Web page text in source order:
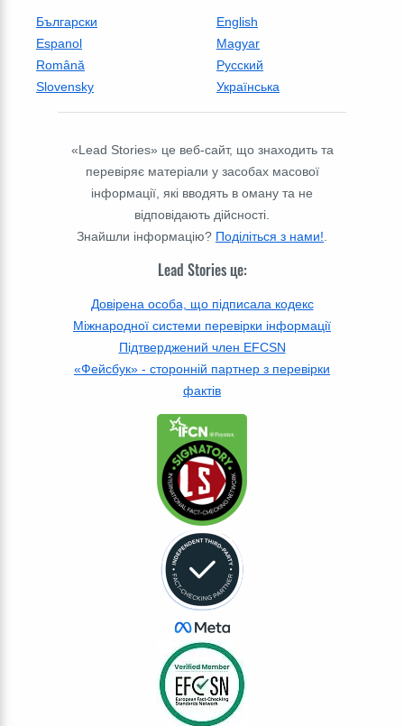
Български
English
Espanol
Magyar
Română
Русский
Slovensky
Українська
«Lead Stories» це веб-сайт, що знаходить та
перевіряє матеріали у засобах масової
інформації, які вводять в оману та не
відповідають дійсності.
Знайшли інформацію? Поділіться з нами!
Lead Stories це:
Довірена особа, що підписала кодекс
Міжнародної системи перевірки інформації
Підтверджений член EFCSN
«Фейсбук» - сторонній партнер з перевірки
фактів